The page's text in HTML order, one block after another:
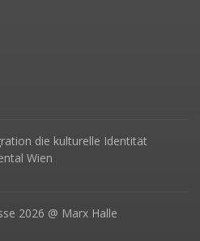
die kulturelle Identität
Wien
2026 @ Marx Halle